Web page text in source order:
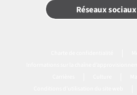
Réseaux sociaux